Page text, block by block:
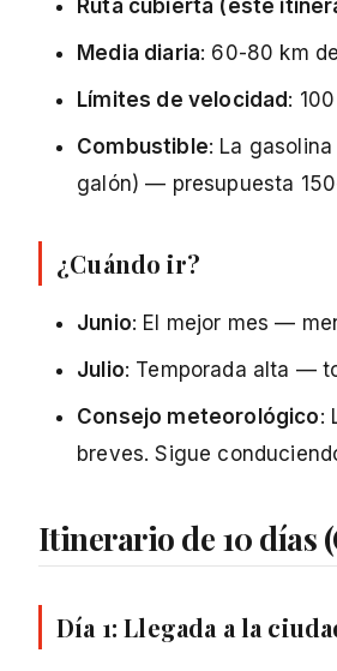
Ruta cubierta (este
Media diaria: 60-80 km
Límites de velocidad:
Combustible: La
galón) — presupuesta
¿Cuándo ir?
Junio: El mejor mes —
Julio: Temporada alta —
Consejo meteorológico:
breves. Sigue
Itinerario de 10 días
Día 1: Llegada a la